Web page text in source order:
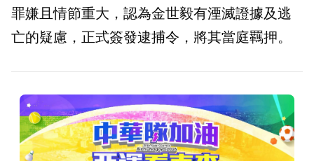
罪嫌且情節重大，認為金世毅有湮滅證據及逃
亡的疑慮，正式簽發逮捕令，將其當庭羈押。